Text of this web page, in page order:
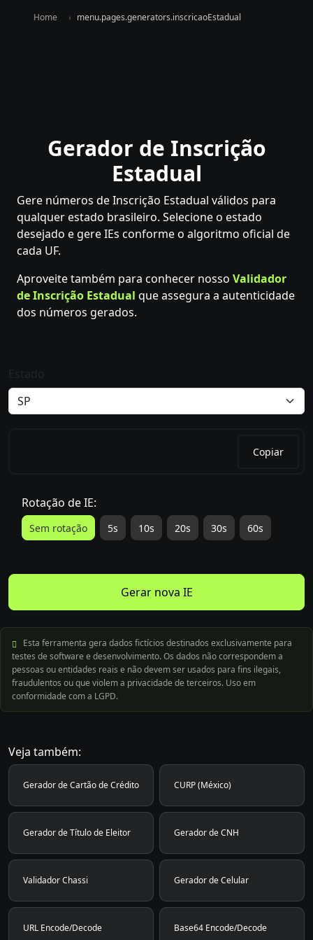
Home menu.pages.generators.inscricaoEstadual
Gerador de Inscrição
Estadual
Gere números de Inscrição Estadual válidos para
qualquer estado brasileiro. Selecione o estado
desejado e gere IEs conforme o algoritmo oficial de
cada UF.
Aproveite também para conhecer nosso Validador
de Inscrição Estadual que assegura a autenticidade
dos números gerados.
Copiar
Rotação de IE:
Sem rotação 5s 10s 20s 30s 60s
Gerar nova IE
Esta ferramenta gera dados fictícios destinados exclusivamente para
testes de software e desenvolvimento. Os dados não correspondem a
pessoas ou entidades reais e não devem ser usados para fins ilegais,
fraudulentos ou que violem a privacidade de terceiros. Uso em
conformidade com a LGPD.
Veja também:
Gerador de Cartão de Crédito CURP (México)
Gerador de Título de Eleitor Gerador de CNH
Validador Chassi Gerador de Celular
URL Encode/Decode Base64 Encode/Decode